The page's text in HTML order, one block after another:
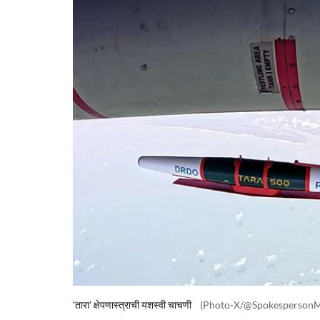
‘तारा’ क्षेपणास्त्राची यशस्वी चाचणी (Photo-X/